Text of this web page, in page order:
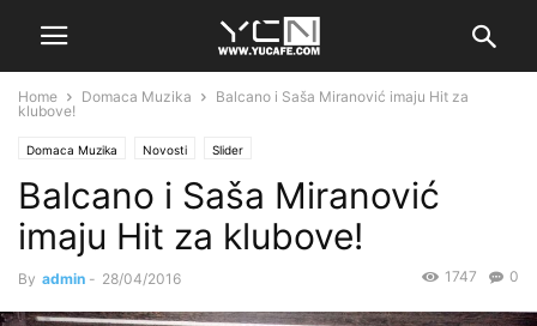
Home Domaca Muzika
Balcano i Saša Miranović imaju Hit za
klubove!
Domaca Muzika Novosti Slider
Balcano i Saša Miranović
imaju Hit za klubove!
By admin - 28/04/2016 0
1747